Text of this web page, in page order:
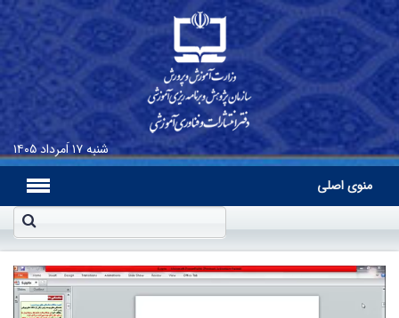
شنبه۱۷ اَمرداد ۱۴۰۵
منوی اصلی